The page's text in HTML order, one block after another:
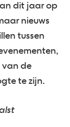
dit jaar op
nieuws
tussen
van de
te zijn.